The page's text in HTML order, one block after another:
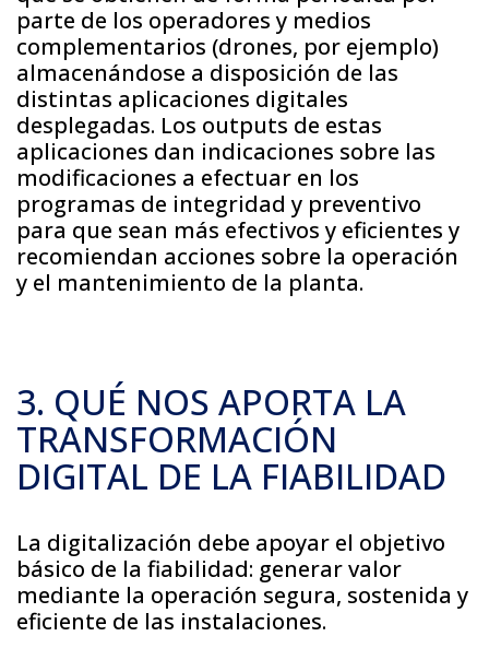
parte de los operadores y medios
complementarios (drones, por ejemplo)
almacenándose a disposición de las
distintas aplicaciones digitales
desplegadas. Los outputs de estas
aplicaciones dan indicaciones sobre las
modificaciones a efectuar en los
programas de integridad y preventivo
para que sean más efectivos y eficientes y
recomiendan acciones sobre la operación
y el mantenimiento de la planta.
3. QUÉ NOS APORTA LA
TRANSFORMACIÓN
DIGITAL DE LA FIABILIDAD
La digitalización debe apoyar el objetivo
básico de la fiabilidad: generar valor
mediante la operación segura, sostenida y
eficiente de las instalaciones.